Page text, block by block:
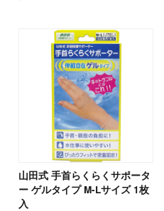
山田式 手首らくらくサポータ
ー ゲルタイプ M-Lサイズ 1枚
入